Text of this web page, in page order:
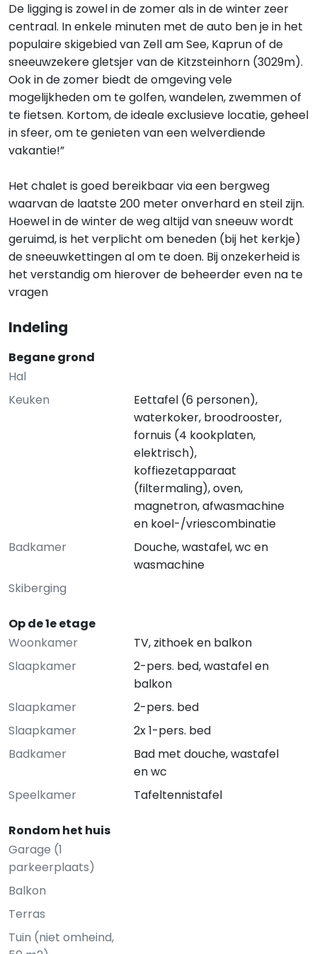
De ligging is zowel in de zomer als in de winter zeer
centraal. In enkele minuten met de auto ben je in het
populaire skigebied van Zell am See, Kaprun of de
sneeuwzekere gletsjer van de Kitzsteinhorn (3029m).
Ook in de zomer biedt de omgeving vele
mogelijkheden om te golfen, wandelen, zwemmen of
te fietsen. Kortom, de ideale exclusieve locatie, geheel
in sfeer, om te genieten van een welverdiende
vakantie!”
Het chalet is goed bereikbaar via een bergweg
waarvan de laatste 200 meter onverhard en steil zijn.
Hoewel in de winter de weg altijd van sneeuw wordt
geruimd, is het verplicht om beneden (bij het kerkje)
de sneeuwkettingen al om te doen. Bij onzekerheid is
het verstandig om hierover de beheerder even na te
vragen
Indeling
Begane grond
Hal
Keuken
Eettafel (6 personen),
waterkoker, broodrooster,
fornuis (4 kookplaten,
elektrisch),
koffiezetapparaat
(filtermaling), oven,
magnetron, afwasmachine
en koel-/vriescombinatie
Badkamer
Douche, wastafel, wc en
wasmachine
Skiberging
Op de 1e etage
Woonkamer
TV, zithoek en balkon
Slaapkamer
2-pers. bed, wastafel en
balkon
Slaapkamer
2-pers. bed
Slaapkamer
2x 1-pers. bed
Badkamer
Bad met douche, wastafel
en wc
Speelkamer
Tafeltennistafel
Rondom het huis
Garage (1
parkeerplaats)
Balkon
Terras
Tuin (niet omheind,